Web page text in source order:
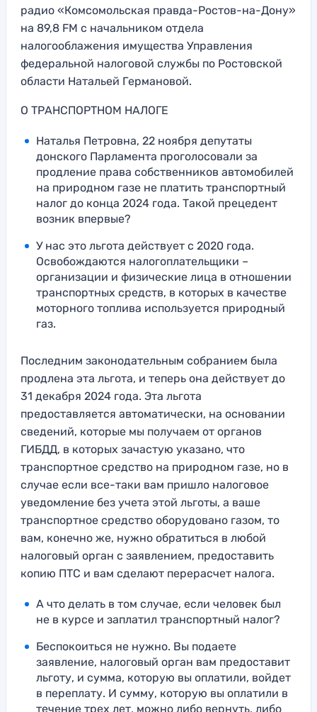
радио «Комсомольская правда-Ростов-на-Дону»
на 89,8 FM c начальником отдела
налогооблажения имущества Управления
федеральной налоговой службы по Ростовской
области Натальей Германовой.
О ТРАНСПОРТНОМ НАЛОГЕ
Наталья Петровна, 22 ноября депутаты
донского Парламента проголосовали за
продление права собственников автомобилей
на природном газе не платить транспортный
налог до конца 2024 года. Такой прецедент
возник впервые?
У нас это льгота действует с 2020 года.
Освобождаются налогоплательщики –
организации и физические лица в отношении
транспортных средств, в которых в качестве
моторного топлива используется природный
газ.
Последним законодательным собранием была
продлена эта льгота, и теперь она действует до
31 декабря 2024 года. Эта льгота
предоставляется автоматически, на основании
сведений, которые мы получаем от органов
ГИБДД, в которых зачастую указано, что
транспортное средство на природном газе, но в
случае если все-таки вам пришло налоговое
уведомление без учета этой льготы, а ваше
транспортное средство оборудовано газом, то
вам, конечно же, нужно обратиться в любой
налоговый орган с заявлением, предоставить
копию ПТС и вам сделают перерасчет налога.
А что делать в том случае, если человек был
не в курсе и заплатил транспортный налог?
Беспокоиться не нужно. Вы подаете
заявление, налоговый орган вам предоставит
льготу, и сумма, которую вы оплатили, войдет
в переплату. И сумму, которую вы оплатили в
течение трех лет, можно либо вернуть, либо